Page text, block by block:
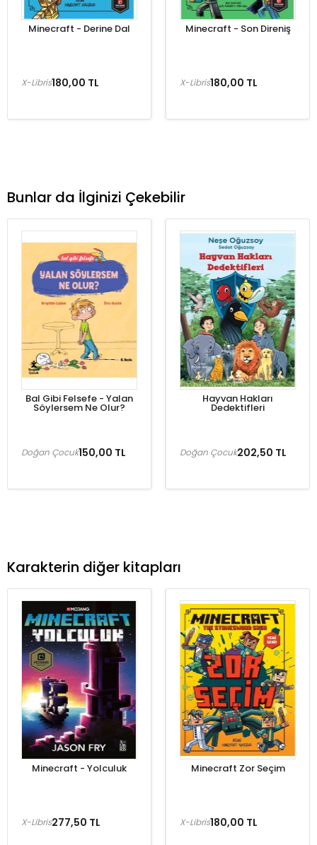
Minecraft - Derine Dal
180,00 TL
X-Libris
Minecraft - Son Direniş
180,00 TL
X-Libris
Bunlar da İlginizi Çekebilir
Bal Gibi Felsefe - Yalan
Söylersem Ne Olur?
150,00 TL
Doğan Çocuk
Hayvan Hakları
Dedektifleri
202,50 TL
Doğan Çocuk
Karakterin diğer kitapları
Minecraft - Yolculuk
277,50 TL
X-Libris
Minecraft Zor Seçim
180,00 TL
X-Libris